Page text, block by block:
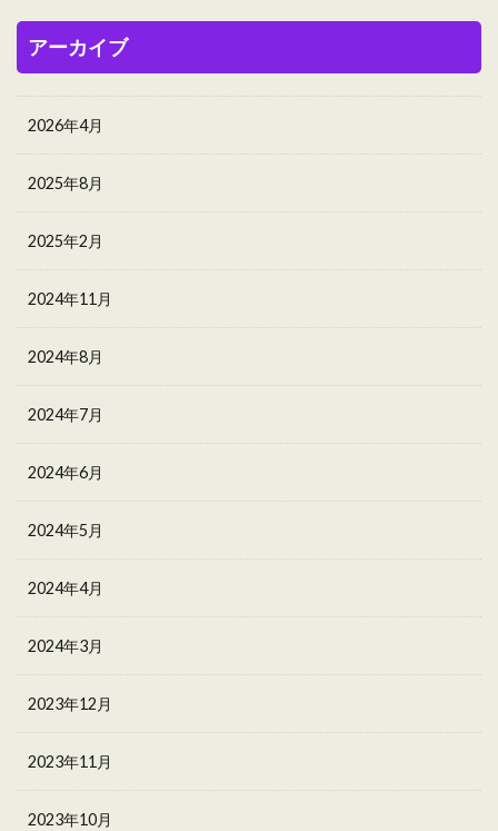
アーカイブ
2026年4月
2025年8月
2025年2月
2024年11月
2024年8月
2024年7月
2024年6月
2024年5月
2024年4月
2024年3月
2023年12月
2023年11月
2023年10月